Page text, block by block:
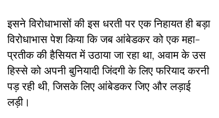
इसने विरोधाभासों की इस धरती पर एक निहायत ही बड़ा
विरोधाभास पेश किया कि जब आंबेडकर को एक महा-
प्रतीक की हैसियत में उठाया जा रहा था, अवाम के उस
हिस्से को अपनी बुनियादी जिंदगी के लिए फरियाद करनी
पड़ रही थी, जिसके लिए आंबेडकर जिए और लड़ाई
लड़ी।